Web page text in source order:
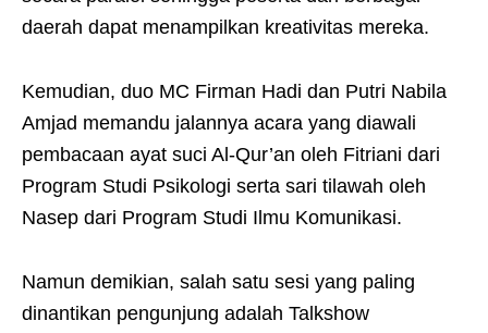
daerah dapat menampilkan kreativitas mereka.
Kemudian, duo MC Firman Hadi dan Putri Nabila
Amjad memandu jalannya acara yang diawali
pembacaan ayat suci Al-Qur’an oleh Fitriani dari
Program Studi Psikologi serta sari tilawah oleh
Nasep dari Program Studi Ilmu Komunikasi.
Namun demikian, salah satu sesi yang paling
dinantikan pengunjung adalah Talkshow